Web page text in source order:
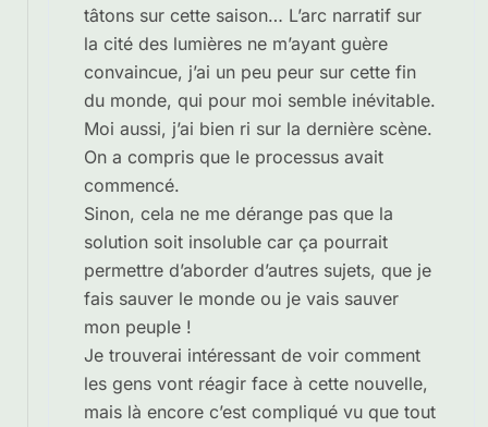
tâtons sur cette saison… L’arc narratif sur
la cité des lumières ne m’ayant guère
convaincue, j’ai un peu peur sur cette fin
du monde, qui pour moi semble inévitable.
Moi aussi, j’ai bien ri sur la dernière scène.
On a compris que le processus avait
commencé.
Sinon, cela ne me dérange pas que la
solution soit insoluble car ça pourrait
permettre d’aborder d’autres sujets, que je
fais sauver le monde ou je vais sauver
mon peuple !
Je trouverai intéressant de voir comment
les gens vont réagir face à cette nouvelle,
mais là encore c’est compliqué vu que tout